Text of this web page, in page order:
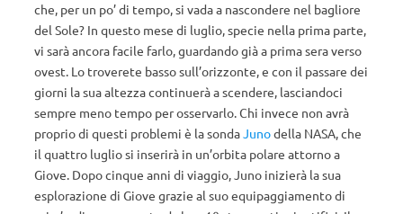
che, per un po’ di tempo, si vada a nascondere nel bagliore
del Sole? In questo mese di luglio, specie nella prima parte,
vi sarà ancora facile farlo, guardando già a prima sera verso
ovest. Lo troverete basso sull’orizzonte, e con il passare dei
giorni la sua altezza continuerà a scendere, lasciandoci
sempre meno tempo per osservarlo. Chi invece non avrà
proprio di questi problemi è la sondaJunodella NASA, che
il quattro luglio si inserirà in un’orbita polare attorno a
Giove. Dopo cinque anni di viaggio, Juno inizierà la sua
esplorazione di Giove grazie al suo equipaggiamento di